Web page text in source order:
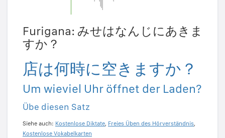
Furigana: みせはなんじにあきま
すか？
店は何時に空きますか？
Um wieviel Uhr öffnet der Laden?
Übe diesen Satz
Siehe auch: Kostenlose Diktate, Freies Üben des Hörverständnis,
Kostenlose Vokabelkarten